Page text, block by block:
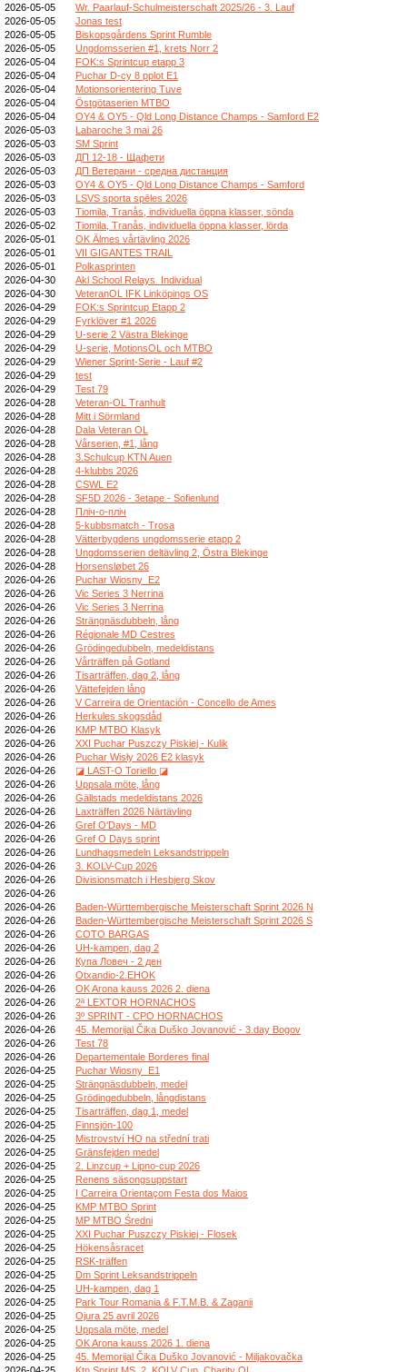
2026-05-05
Wr. Paarlauf-Schulmeisterschaft 2025/26 - 3. Lauf
2026-05-05
Jonas test
2026-05-05
Biskopsgårdens Sprint Rumble
2026-05-05
Ungdomsserien #1, krets Norr 2
2026-05-04
FOK:s Sprintcup etapp 3
2026-05-04
Puchar D-cy 8 pplot E1
2026-05-04
Motionsorientering Tuve
2026-05-04
Östgötaserien MTBO
2026-05-04
OY4 & OY5 - Qld Long Distance Champs - Samford E2
2026-05-03
Labaroche 3 mai 26
2026-05-03
SM Sprint
2026-05-03
ДП 12-18 - Щафети
2026-05-03
ДП Ветерани - средна дистанция
2026-05-03
OY4 & OY5 - Qld Long Distance Champs - Samford
2026-05-03
LSVS sporta spēles 2026
2026-05-03
Tiomila, Tranås, individuella öppna klasser, sönda
2026-05-02
Tiomila, Tranås, individuella öppna klasser, lörda
2026-05-01
OK Älmes vårtävling 2026
2026-05-01
VII GIGANTES TRAIL
2026-05-01
Polkasprinten
2026-04-30
Akl School Relays_Individual
2026-04-30
VeteranOL IFK Linköpings OS
2026-04-29
FOK:s Sprintcup Etapp 2
2026-04-29
Fyrklöver #1 2026
2026-04-29
U-serie 2 Västra Blekinge
2026-04-29
U-serie, MotionsOL och MTBO
2026-04-29
Wiener Sprint-Serie - Lauf #2
2026-04-29
test
2026-04-29
Test 79
2026-04-28
Veteran-OL Tranhult
2026-04-28
Mitt i Sörmland
2026-04-28
Dala Veteran OL
2026-04-28
Vårserien, #1, lång
2026-04-28
3.Schulcup KTN Auen
2026-04-28
4-klubbs 2026
2026-04-28
CSWL E2
2026-04-28
SF5D 2026 - 3etape - Sofienlund
2026-04-28
Пліч-о-пліч
2026-04-28
5-kubbsmatch - Trosa
2026-04-28
Vätterbygdens ungdomsserie etapp 2
2026-04-28
Ungdomsserien deltävling 2, Östra Blekinge
2026-04-28
Horsensløbet 26
2026-04-26
Puchar Wiosny_E2
2026-04-26
Vic Series 3 Nerrina
2026-04-26
Vic Series 3 Nerrina
2026-04-26
Strängnäsdubbeln, lång
2026-04-26
Régionale MD Cestres
2026-04-26
Grödingedubbeln, medeldistans
2026-04-26
Vårträffen på Gotland
2026-04-26
Tisarträffen, dag 2, lång
2026-04-26
Vättefejden lång
2026-04-26
V Carreira de Orientación - Concello de Ames
2026-04-26
Herkules skogsdåd
2026-04-26
KMP MTBO Klasyk
2026-04-26
XXI Puchar Puszczy Piskiej - Kulik
2026-04-26
Puchar Wisły 2026 E2 klasyk
2026-04-26
◪ LAST-O Toriello ◪
2026-04-26
Uppsala möte, lång
2026-04-26
Gällstads medeldistans 2026
2026-04-26
Laxträffen 2026 Närtävling
2026-04-26
Gref O'Days - MD
2026-04-26
Gref O Days sprint
2026-04-26
Lundhagsmedeln Leksandstrippeln
2026-04-26
3. KOLV-Cup 2026
2026-04-26
Divisionsmatch i Hesbjerg Skov
2026-04-26
2026-04-26
Baden-Württembergische Meisterschaft Sprint 2026 N
2026-04-26
Baden-Württembergische Meisterschaft Sprint 2026 S
2026-04-26
COTO BARGAS
2026-04-26
UH-kampen, dag 2
2026-04-26
Купа Ловеч - 2 ден
2026-04-26
Otxandio-2.EHOK
2026-04-26
OK Arona kauss 2026 2. diena
2026-04-26
2ª LEXTOR HORNACHOS
2026-04-26
3º SPRINT - CPO HORNACHOS
2026-04-26
45. Memorijal Čika Duško Jovanović - 3.day Bogov
2026-04-26
Test 78
2026-04-26
Departementale Borderes final
2026-04-25
Puchar Wiosny_E1
2026-04-25
Strängnäsdubbeln, medel
2026-04-25
Grödingedubbeln, långdistans
2026-04-25
Tisarträffen, dag 1, medel
2026-04-25
Finnsjön-100
2026-04-25
Mistrovství HO na střední trati
2026-04-25
Gränsfejden medel
2026-04-25
2. Linzcup + Lipno-cup 2026
2026-04-25
Renens säsongsuppstart
2026-04-25
I Carreira Orientaçom Festa dos Maios
2026-04-25
KMP MTBO Sprint
2026-04-25
MP MTBO Średni
2026-04-25
XXI Puchar Puszczy Piskiej - Flosek
2026-04-25
Hökensåsracet
2026-04-25
RSK-träffen
2026-04-25
Dm Sprint Leksandstrippeln
2026-04-25
UH-kampen, dag 1
2026-04-25
Park Tour Romania & F.T.M.B. & Zaganii
2026-04-25
Ojura 25 avril 2026
2026-04-25
Uppsala möte, medel
2026-04-25
OK Arona kauss 2026 1. diena
2026-04-25
45. Memorijal Čika Duško Jovanović - Miljakovačka